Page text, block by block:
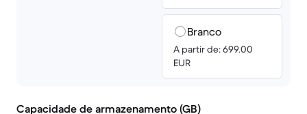
Branco
A partir de: 699.00
EUR
Capacidade de armazenamento (GB)